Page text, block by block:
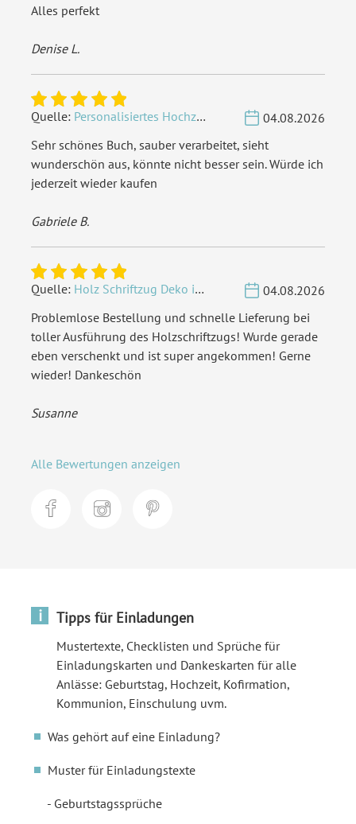
Alles perfekt
Denise L.
Quelle: Personalisiertes Hochzeit Gästebuch A4 - Herzbaum
04.08.2026
Sehr schönes Buch, sauber verarbeitet, sieht
wunderschön aus, könnte nicht besser sein. Würde ich
jederzeit wieder kaufen
Gabriele B.
Quelle: Holz Schriftzug Deko individuell - Wunschname
04.08.2026
Problemlose Bestellung und schnelle Lieferung bei
toller Ausführung des Holzschriftzugs! Wurde gerade
eben verschenkt und ist super angekommen! Gerne
wieder! Dankeschön
Susanne
Alle Bewertungen anzeigen
i Tipps für Einladungen
Mustertexte, Checklisten und Sprüche für
Einladungskarten und Dankeskarten für alle
Anlässe: Geburtstag, Hochzeit, Kofirmation,
Kommunion, Einschulung uvm.
Was gehört auf eine Einladung?
Muster für Einladungstexte
Geburtstagssprüche